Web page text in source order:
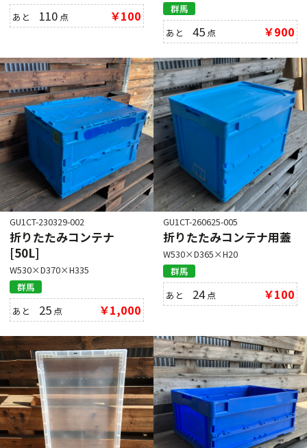
あと 110 点 ￥100
群馬
あと45 点 ￥900
GU1CT-230329-002
折りたたみコンテナ
[50L]
W530×D370×H335
群馬
あと 25 点 ￥1,000
GU1CT-260625-005
折りたたみコンテナ用蓋
W530×D365×H20
群馬
あと 24点 ￥100